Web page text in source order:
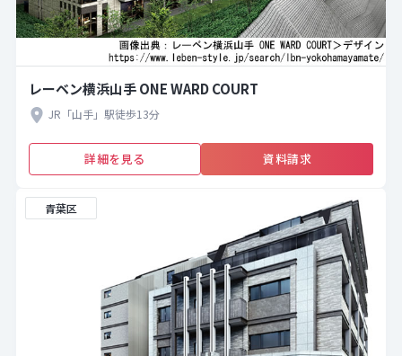
レーベン横浜山手 ONE WARD COURT
JR「山手」駅徒歩13分
詳細を見る 資料請求
青葉区